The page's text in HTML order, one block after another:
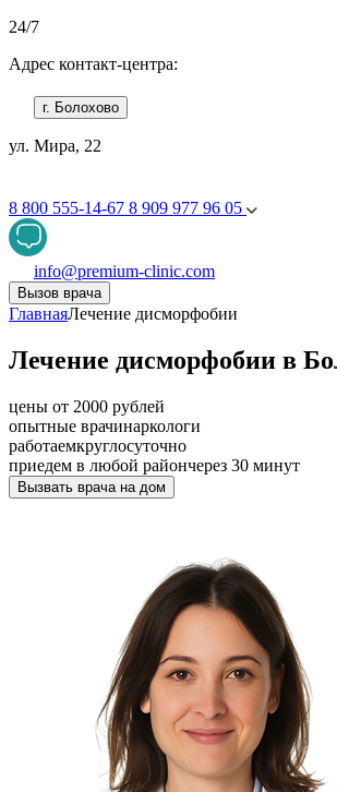
24/7
Адрес контакт-центра:
г. Болохово
ул. Мира, 22
8 800 555-14-67 8 909 977 96 05
info@premium-clinic.com
Вызов врача
ГлавнаяЛечение дисморфобии
Лечение дисморфобии в
цены от 2000 рублей
опытные врачинаркологи
работаемкруглосуточно
приедем в любой райончерез 30 минут
Вызвать врача на дом